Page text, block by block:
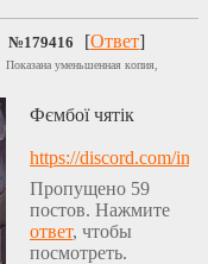
№179416 [Ответ]
Показана уменьшенная копия,
Фємбої чятік
https://discord.com/
Пропущено 59
постов. Нажмите
ответ, чтобы
посмотреть.